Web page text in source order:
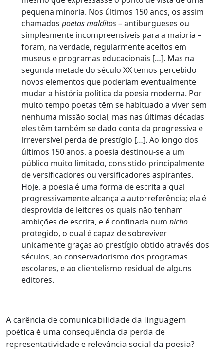
pequena minoria. Nos últimos 150 anos, os assim
chamados poetas malditos– antiburgueses ou
simplesmente incompreensíveis para a maioria –
foram, na verdade, regularmente aceitos em
museus e programas educacionais […]. Mas na
segunda metade do século XX temos percebido
novos elementos que poderiam eventualmente
mudar a história política da poesia moderna. Por
muito tempo poetas têm se habituado a viver sem
nenhuma missão social, mas nas últimas décadas
eles têm também se dado conta da progressiva e
irreversível perda de prestígio […]. Ao longo dos
últimos 150 anos, a poesia destinou-se a um
público muito limitado, consistido principalmente
de versificadores ou versificadores aspirantes.
Hoje, a poesia é uma forma de escrita a qual
progressivamente alcança a autorreferência; ela é
desprovida de leitores os quais não tenham
ambições de escrita, e é confinada num nicho
protegido, o qual é capaz de sobreviver
unicamente graças ao prestígio obtido através dos
séculos, ao conservadorismo dos programas
escolares, e ao clientelismo residual de alguns
editores.
A carência de comunicabilidade da linguagem
poética é uma consequência da perda de
representatividade e relevância social da poesia?